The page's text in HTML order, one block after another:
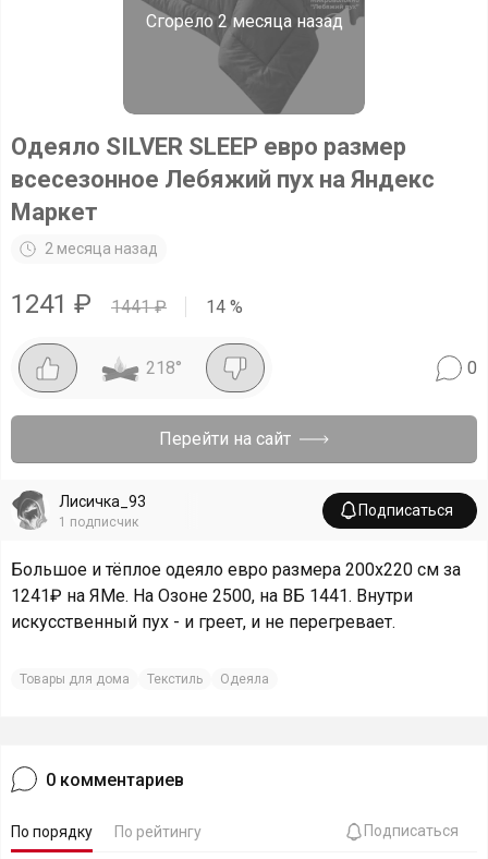
Сгорело 2 месяца назад
Одеяло SILVER SLEEP евро размер
всесезонное Лебяжий пух на Яндекс
Маркет
2 месяца назад
1241 ₽ 1441₽ 14 %
218° 0
Перейти на сайт
Лисичка_93
1 подписчик
Подписаться
Большое и тёплое одеяло евро размера 200х220 см за
1241₽ на ЯМе. На Озоне 2500, на ВБ 1441. Внутри
искусственный пух - и греет, и не перегревает.
Товары для дома Текстиль Одеяла
0 комментариев
По порядку По рейтингу Подписаться